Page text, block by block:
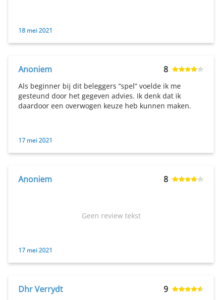
18 mei 2021
Anoniem 8
Als beginner bij dit beleggers “spel” voelde ik me
gesteund door het gegeven advies. Ik denk dat ik
daardoor een overwogen keuze heb kunnen maken.
17 mei 2021
Anoniem 8
Geen review tekst
17 mei 2021
Dhr Verrydt 9